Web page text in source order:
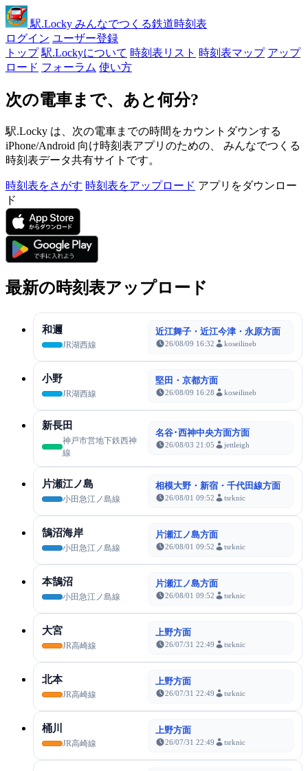
駅.Locky みんなでつくる鉄道時刻表
ログイン ユーザー登録
トップ 駅.Lockyについて 時刻表リスト 時刻表マップ アップ
ロード フォーラム 使い方
次の電車まで、あと何分?
駅.Locky は、次の電車までの時間をカウントダウンする
iPhone/Android 向け時刻表アプリのための、 みんなでつくる
時刻表データ共有サイトです。
時刻表をさがす 時刻表をアップロード アプリをダウンロー
ド
最新の時刻表アップロード
和邇
JR湖西線
近江舞子・近江今津・永原方面
26/08/09 16:32 koseilineb
小野
JR湖西線
堅田・京都方面
26/08/09 16:28 koseilineb
新長田
神戸市営地下鉄西神
線
名谷･西神中央方面方面
26/08/03 21:05 jettleigh
片瀬江ノ島
小田急江ノ島線
相模大野・新宿・千代田線方面
26/08/01 09:52 tsrknic
鵠沼海岸
小田急江ノ島線
片瀬江ノ島方面
26/08/01 09:52 tsrknic
本鵠沼
小田急江ノ島線
片瀬江ノ島方面
26/08/01 09:52 tsrknic
大宮
JR高崎線
上野方面
26/07/31 22:49 tsrknic
北本
JR高崎線
上野方面
26/07/31 22:49 tsrknic
桶川
JR高崎線
上野方面
26/07/31 22:49 tsrknic